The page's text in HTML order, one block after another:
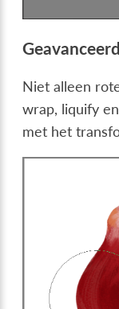
Niet alleen
wrap, liquify
met het